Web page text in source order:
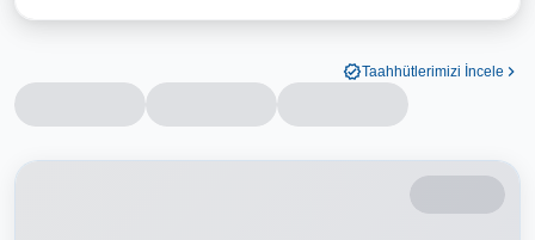
Taahhütlerimizi İncele